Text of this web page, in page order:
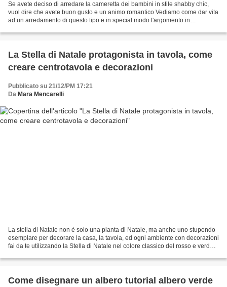
Se avete deciso di arredare la cameretta dei bambini in stile shabby chic,
vuol dire che avete buon gusto e un animo romantico Vediamo come dar vita
ad un arredamento di questo tipo e in special modo l'argomento in
La Stella di Natale protagonista in tavola, come
creare centrotavola e decorazioni
Pubblicato su 21/12/PM 17:21
Da Mara Mencarelli
La stella di Natale non è solo una pianta di Natale, ma anche uno stupendo
esemplare per decorare la casa, la tavola, ed ogni ambiente con decorazioni
fai da te utilizzando la Stella di Natale nel colore classico del rosso e verde o
Come disegnare un albero tutorial albero verde